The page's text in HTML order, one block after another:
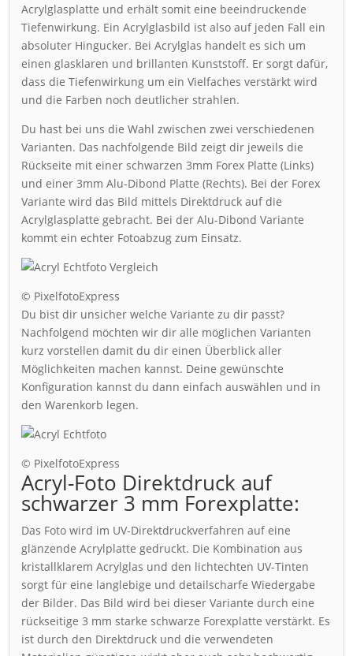
Acrylglasplatte und erhält somit eine beeindruckende
Tiefenwirkung. Ein Acrylglasbild ist also auf jeden Fall ein
absoluter Hingucker. Bei Acrylglas handelt es sich um
einen glasklaren und brillanten Kunststoff. Er sorgt dafür,
dass die Tiefenwirkung um ein Vielfaches verstärkt wird
und die Farben noch deutlicher strahlen.
Du hast bei uns die Wahl zwischen zwei verschiedenen
Varianten. Das nachfolgende Bild zeigt dir jeweils die
Rückseite mit einer schwarzen 3mm Forex Platte (Links)
und einer 3mm Alu-Dibond Platte (Rechts). Bei der Forex
Variante wird das Bild mittels Direktdruck auf die
Acrylglasplatte gebracht. Bei der Alu-Dibond Variante
kommt ein echter Fotoabzug zum Einsatz.
© PixelfotoExpress
Du bist dir unsicher welche Variante zu dir passt?
Nachfolgend möchten wir dir alle möglichen Varianten
kurz vorstellen damit du dir einen Überblick aller
Möglichkeiten machen kannst. Deine gewünschte
Konfiguration kannst du dann einfach auswählen und in
den Warenkorb legen.
© PixelfotoExpress
Acryl-Foto Direktdruck auf
schwarzer 3 mm Forexplatte:
Das Foto wird im UV-Direktdruckverfahren auf eine
glänzende Acrylplatte gedruckt. Die Kombination aus
kristallklarem Acrylglas und den lichtechten UV-Tinten
sorgt für eine langlebige und detailscharfe Wiedergabe
der Bilder. Das Bild wird bei dieser Variante durch eine
rückseitige 3 mm starke schwarze Forexplatte verstärkt. Es
ist durch den Direktdruck und die verwendeten